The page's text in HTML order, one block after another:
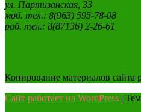
ул. Партизанская, 33
моб. тел.: 8(963) 595-78-08
раб. тел.: 8(87136) 2-26-61
Копирование материалов сайта
Сайт работает на WordPress |